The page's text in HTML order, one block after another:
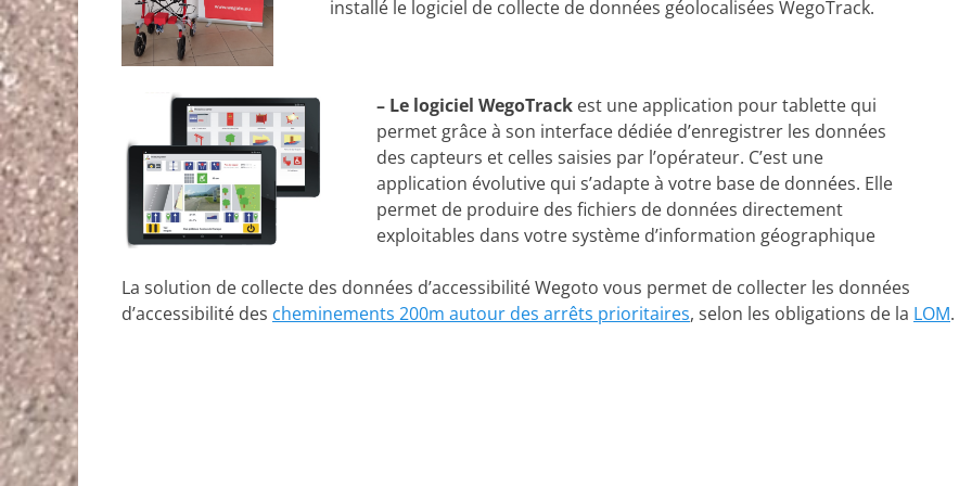
installé le logiciel de collecte de données géolocalisées WegoTrack.
– Le logiciel WegoTrackest une application pour tablette qui
permet grâce à son interface dédiée d’enregistrer les données
des capteurs et celles saisies par l’opérateur. C’est une
application évolutive qui s’adapte à votre base de données. Elle
permet de produire des fichiers de données directement
exploitables dans votre système d’information géographique
La solution de collecte des données d’accessibilité Wegoto vous permet de collecter les données
d’accessibilité des cheminements 200m autour des arrêts prioritaires, selon les obligations de la LOM.